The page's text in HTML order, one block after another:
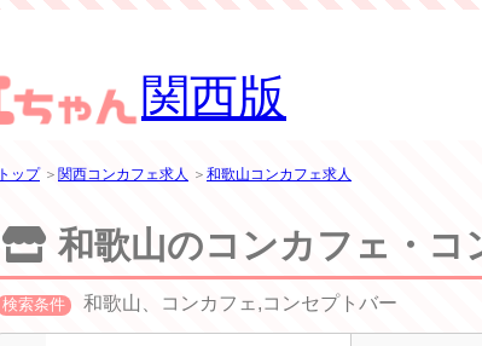
関西版
トップ＞ 関西コンカフェ求人 ＞ 和歌山コンカフェ求人
和歌山のコンカフェ・コ
検索条件 和歌山、コンカフェ,コンセプトバー